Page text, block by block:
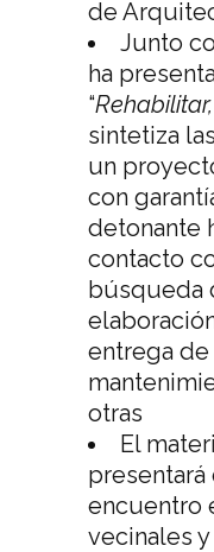
de
Junto
ha
“
sintetiza
un
con
detonante
contacto
búsqueda
entrega de
otras
El
presentará
encuentro
vecinales